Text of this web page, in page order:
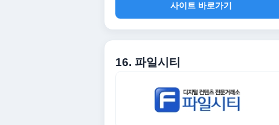
사이트 바로가기
16. 파일시티